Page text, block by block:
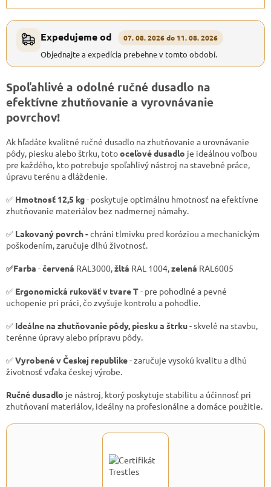
Expedujeme od 07. 08. 2026 do 11. 08. 2026
Objednajte a expedícia prebehne v tomto období.
Spoľahlivé a odolné ručné dusadlo na
efektívne zhutňovanie a vyrovnávanie
povrchov!
Ak hľadáte kvalitné ručné dusadlo na zhutňovanie a urovnávanie
pôdy, piesku alebo štrku, totooceľové dusadlo je ideálnou voľbou
pre každého, kto potrebuje spoľahlivý nástroj na stavebné práce,
úpravu terénu a dláždenie.
✅ Hmotnosť 12,5 kg- poskytuje optimálnu hmotnosť na efektívne
zhutňovanie materiálov bez nadmernej námahy.
✅ Lakovaný povrch -chráni tlmivku pred koróziou a mechanickým
poškodením, zaručuje dlhú životnosť.
✅Farba -červená RAL3000, žltá RAL 1004, zelená RAL6005
✅ Ergonomická rukoväť v tvare T- pre pohodlné a pevné
uchopenie pri práci, čo zvyšuje kontrolu a pohodlie.
✅ Ideálne na zhutňovanie pôdy, piesku a štrku- skvelé na stavbu,
terénne úpravy alebo prípravu pôdy.
✅Vyrobené v Českej republike- zaručuje vysokú kvalitu a dlhú
životnosť vďaka českej výrobe.
Ručné dusadlo je nástroj, ktorý poskytuje stabilitu a účinnosť pri
zhutňovaní materiálov, ideálny na profesionálne a domáce použitie.